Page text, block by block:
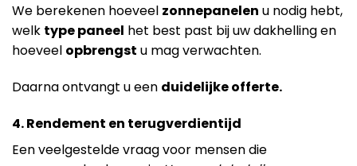
We berekenen hoeveel zonnepanelen u nodig hebt,
welk type paneel het best past bij uw dakhelling en
hoeveel opbrengst u mag verwachten.
Daarna ontvangt u een duidelijke offerte.
4. Rendement en terugverdientijd
Een veelgestelde vraag voor mensen die